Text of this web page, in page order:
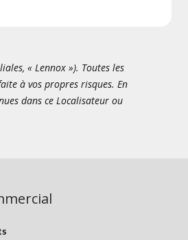
« Lennox »). Toutes les
à vos propres risques. En
dans ce Localisateur ou